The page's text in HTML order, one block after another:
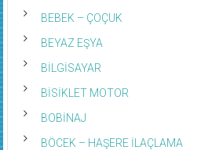
BEBEK – ÇOÇUK
BEYAZ EŞYA
BİLGİSAYAR
BİSİKLET MOTOR
BOBİNAJ
BÖCEK – HAŞERE İLAÇLAMA